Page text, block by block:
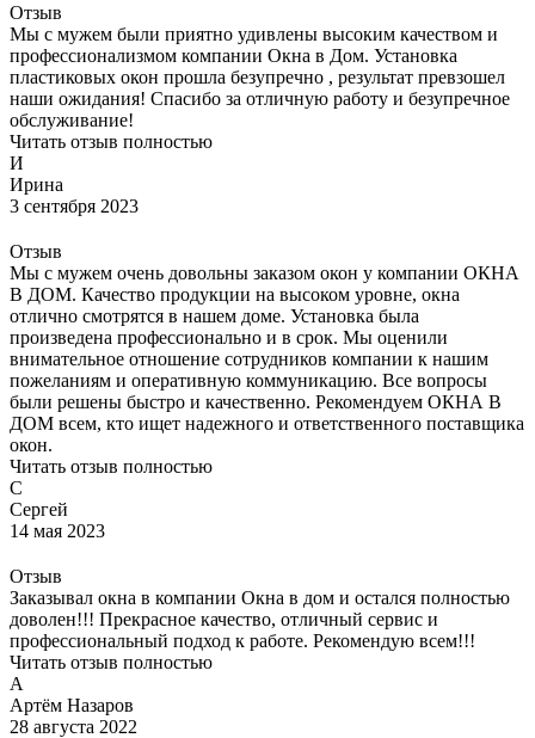
Отзыв
Мы с мужем были приятно удивлены высоким качеством и
профессионализмом компании Окна в Дом. Установка
пластиковых окон прошла безупречно , результат превзошел
наши ожидания! Спасибо за отличную работу и безупречное
обслуживание!
Читать отзыв полностью
И
Ирина
3 сентября 2023
Отзыв
Мы с мужем очень довольны заказом окон у компании ОКНА
В ДОМ. Качество продукции на высоком уровне, окна
отлично смотрятся в нашем доме. Установка была
произведена профессионально и в срок. Мы оценили
внимательное отношение сотрудников компании к нашим
пожеланиям и оперативную коммуникацию. Все вопросы
были решены быстро и качественно. Рекомендуем ОКНА В
ДОМ всем, кто ищет надежного и ответственного поставщика
окон.
Читать отзыв полностью
С
Сергей
14 мая 2023
Отзыв
Заказывал окна в компании Окна в дом и остался полностью
доволен!!! Прекрасное качество, отличный сервис и
профессиональный подход к работе. Рекомендую всем!!!
Читать отзыв полностью
А
Артём Назаров
28 августа 2022